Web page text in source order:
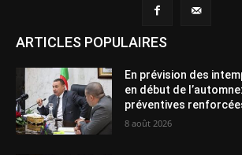
ARTICLES POPULAIRES
En prévision des
en début de
préventives
8 août 2026